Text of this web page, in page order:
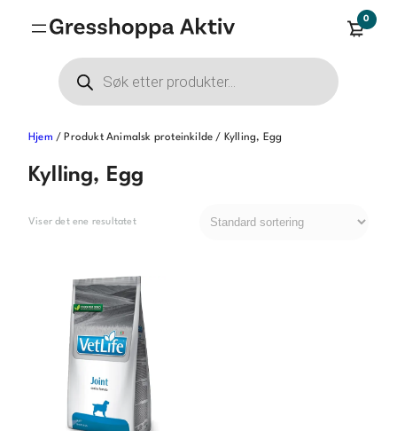
0
Products
search
Hjem / Produkt Animalsk proteinkilde / Kylling, Egg
Kylling, Egg
Viser det ene resultatet